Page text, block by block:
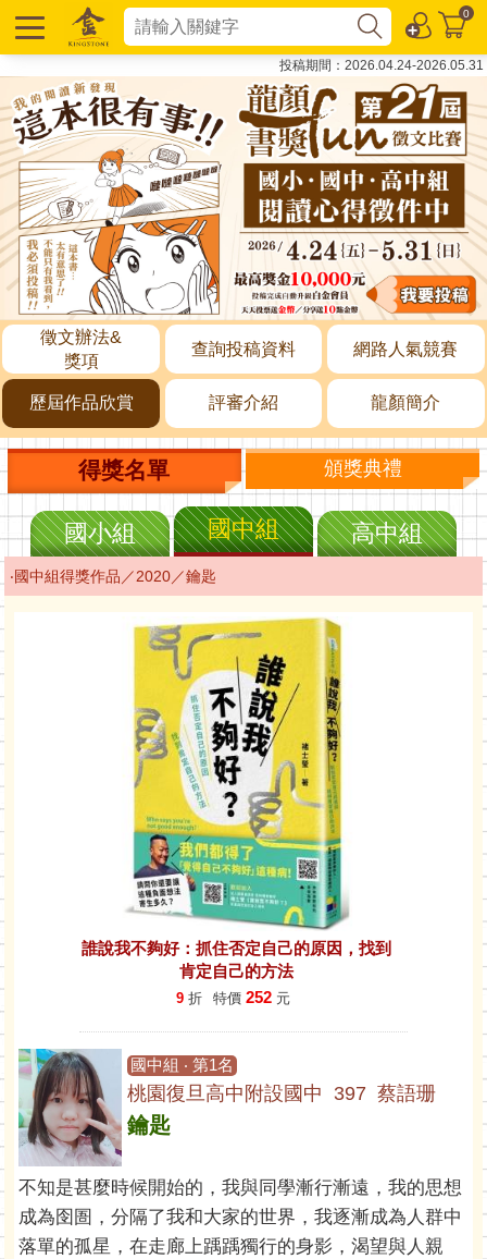
0
投稿期間：2026.04.24-2026.05.31
徵文辦法&
獎項
查詢投稿資料 網路人氣競賽
歷屆作品欣賞 評審介紹 龍顏簡介
得獎名單 頒獎典禮
國小組 國中組 高中組
‧國中組得獎作品／2020／鑰匙
誰說我不夠好：抓住否定自己的原因，找到
肯定自己的方法
9 折 特價 252 元
國中組 ‧ 第1名
桃園復旦高中附設國中 397 蔡語珊
鑰匙
不知是甚麼時候開始的，我與同學漸行漸遠，我的思想
成為囹圄，分隔了我和大家的世界，我逐漸成為人群中
落單的孤星，在走廊上踽踽獨行的身影，渴望與人親